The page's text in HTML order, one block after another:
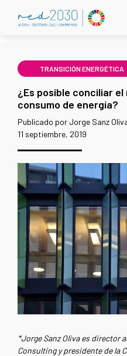
TRANSICIÓN ENERGÉTICA
¿Es posible conciliar
consumo de energía?
Publicado por Jorge Sanz
11 septiembre, 2019
*Jorge Sanz Oliva es director
Consulting y presidente de la